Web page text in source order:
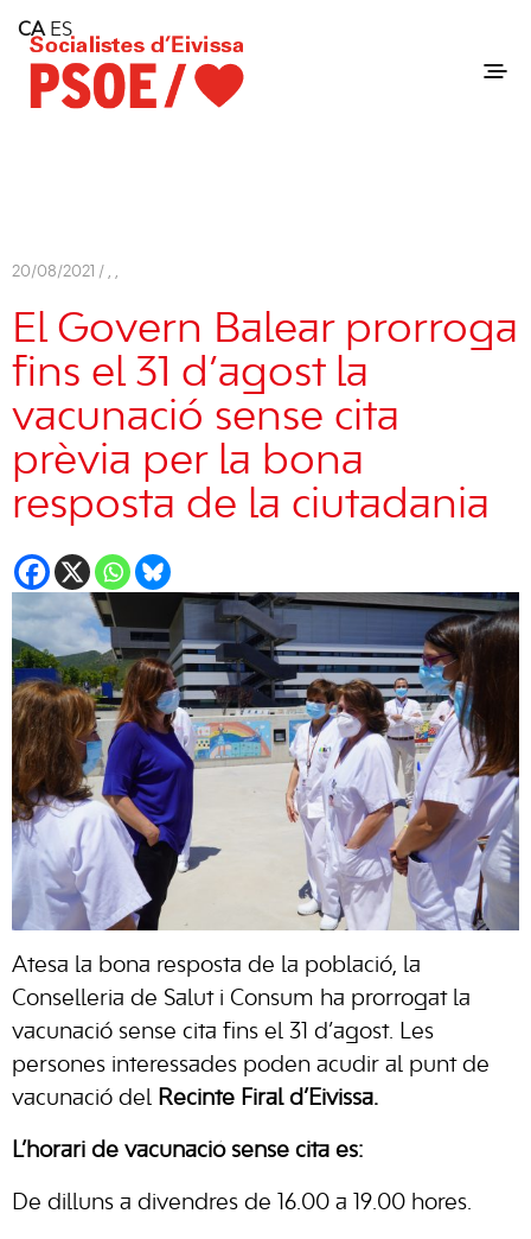
Consell Insular d'Eivissa
Services
Contact
20/08/2021 / , ,
El Govern Balear prorroga
fins el 31 d’agost la
vacunació sense cita
prèvia per la bona
resposta de la ciutadania
Atesa la bona resposta de la població, la
Conselleria de Salut i Consum ha prorrogat la
vacunació sense cita fins el 31 d’agost. Les
persones interessades poden acudir al punt de
vacunació del Recinte Firal d’Eivissa.
L’horari de vacunació sense cita es:
De dilluns a divendres de 16.00 a 19.00 hores.
CA ES